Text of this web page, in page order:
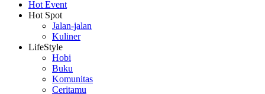
Hot Event
Hot Spot
Jalan-jalan
Kuliner
LifeStyle
Hobi
Buku
Komunitas
Ceritamu